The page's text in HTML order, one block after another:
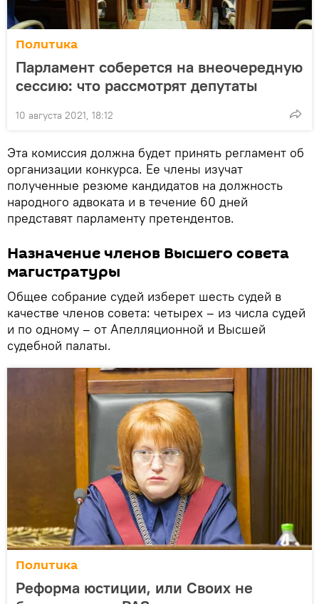
Политика
Парламент соберется на внеочередную
сессию: что рассмотрят депутаты
10 августа 2021, 18:12
Эта комиссия должна будет принять регламент об
организации конкурса. Ее члены изучат
полученные резюме кандидатов на должность
народного адвоката и в течение 60 дней
представят парламенту претендентов.
Назначение членов Высшего совета
магистратуры
Общее собрание судей изберет шесть судей в
качестве членов совета: четырех – из числа судей
и по одному – от Апелляционной и Высшей
судебной палаты.
Политика
Реформа юстиции, или Своих не